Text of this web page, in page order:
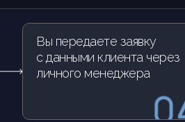
Вы передаете заявку
с данными клиента через
личного менеджера